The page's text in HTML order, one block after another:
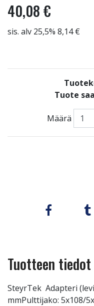
40,08 €
sis. alv 25,5% 8,14 €
Tuote
Määrä
Tuotteen tiedot
SteyrTek Adapteri
mmPulttijako: 5x108/